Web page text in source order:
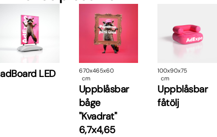
adBoard LED
670x465x60
cm
Uppblåsbar
båge
"Kvadrat"
6,7x4,65
100x90x75
cm
Uppblåsbar
fåtölj